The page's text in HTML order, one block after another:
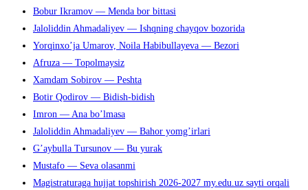
Bobur Ikramov — Menda bor bittasi
Jaloliddin Ahmadaliyev — Ishqning chayqov bozorida
Yorqinxo’ja Umarov, Noila Habibullayeva — Bezori
Afruza — Topolmaysiz
Xamdam Sobirov — Peshta
Botir Qodirov — Bidish-bidish
Imron — Ana bo’lmasa
Jaloliddin Ahmadaliyev — Bahor yomg’irlari
G’aybulla Tursunov — Bu yurak
Mustafo — Seva olasanmi
Magistraturaga hujjat topshirish 2026-2027 my.edu.uz sayti orqali